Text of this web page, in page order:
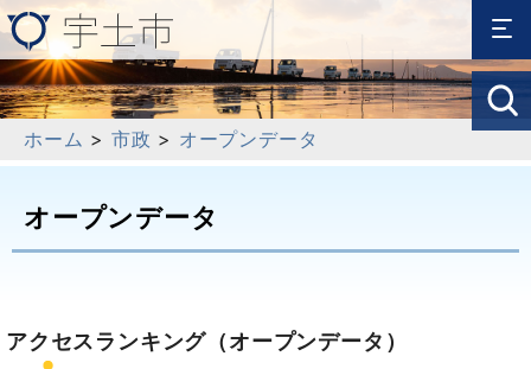
ホーム > 市政 > オープンデータ
オープンデータ
アクセスランキング （オープンデータ）